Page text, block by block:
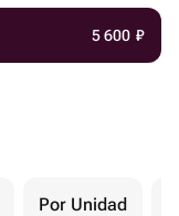
5 600 ₽
Por Unidad